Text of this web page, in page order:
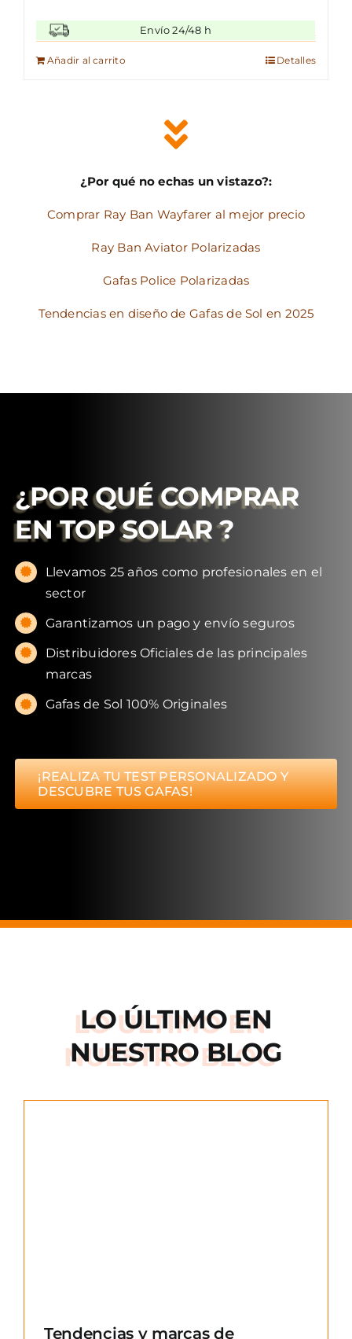
original
era:
145,00 €.
actual
es:
Envío 24/48 h
Añadir al carrito Detalles
¿Por qué no echas un vistazo?:
Comprar Ray Ban Wayfarer al mejor precio
Ray Ban Aviator Polarizadas
Gafas Police Polarizadas
Tendencias en diseño de Gafas de Sol en 2025
¿POR QUÉ COMPRAR
EN TOP SOLAR ?
Llevamos 25 años como profesionales en el
sector
Garantizamos un pago y envío seguros
Distribuidores Oficiales de las principales
marcas
Gafas de Sol 100% Originales
¡REALIZA TU TEST PERSONALIZADO Y
DESCUBRE TUS GAFAS!
LO ÚLTIMO EN
NUESTRO BLOG
Tendencias y marcas de